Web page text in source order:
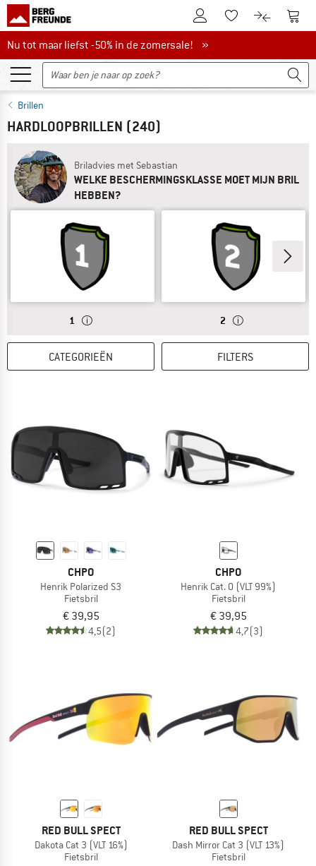
De klantenaccount
Naar deNaar de
Nu tot maar liefst -50% in de zomersale!
Nu tot maar liefst -50% in de zomersale! »
Brillen
HARDLOOPBRILLEN (240)
Briladvies met Sebastian
WELKE BESCHERMINGSKLASSE MOET MIJN BRIL
HEBBEN?
ANTWOORD
1 BRILLEN MET BESCHERMINGSKLASSE 1 ZIJN LICHT
ANTWOORD
2 BRILLEN MET
CATEGORIEËN FILTERS
CHPO
Henrik Polarized S3
Fietsbril
€ 39,95
4,5(2)
CHPO
Henrik Cat. 0 (VLT 99%)
Fietsbril
€ 39,95
4,7(3)
RED BULL SPECT
Dakota Cat 3 (VLT 16%)
Fietsbril
RED BULL SPECT
Dash Mirror Cat 3 (VLT 13%)
Fietsbril